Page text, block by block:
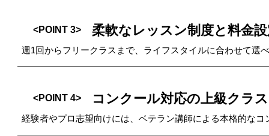
<POINT 3> 柔軟なレッスン制度と料金
週1回からフリークラスまで、ライフスタイルに合わせて選
<POINT 4> コンクール対応の上級クラ
経験者やプロ志望向けには、ベテラン講師による本格的な